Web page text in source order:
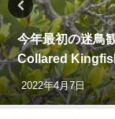
今年最初の迷鳥
Collared
2022年4月7日